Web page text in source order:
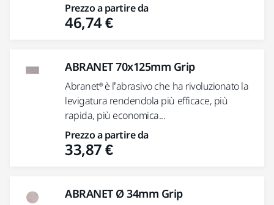
Prezzo a partire da
46,74 €
ABRANET 70x125mm Grip
Abranet® è l’abrasivo che ha rivoluzionato la
levigatura rendendola più efficace, più
rapida, più economica...
Prezzo a partire da
33,87 €
ABRANET Ø 34mm Grip